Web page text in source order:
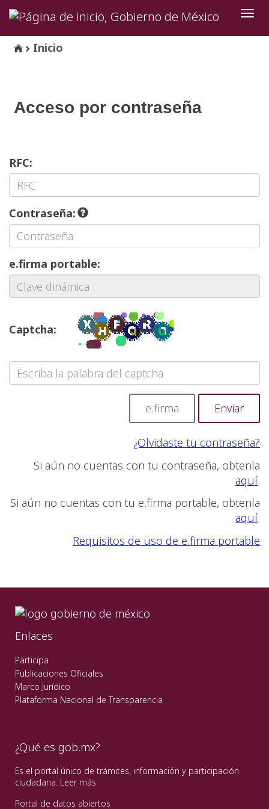
Inicio
Acceso por contraseña
RFC:
Contraseña:
e.firma portable:
Captcha:
e.firma
¿Olvidaste tu contraseña?
Si aún no cuentas con tu contraseña, obtenla
aquí.
Si aún no cuentas con tu e.firma portable, obtenla
aquí.
Requisitos de uso de e.firma portable
Enlaces
Participa
Publicaciones Oficiales
Marco Jurídico
Plataforma Nacional de Transparencia
¿Qué es gob.mx?
Es el portal único de trámites, información y participación
ciudadana. Leer más
Portal de datos abiertos